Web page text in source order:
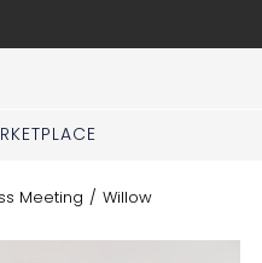
Meeting / Willow